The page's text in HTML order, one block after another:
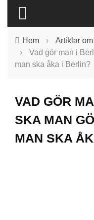
Hem › Artiklar
›
Vad gör man i
man ska åka i Berlin?
VAD GÖR
SKA MAN
MAN SKA